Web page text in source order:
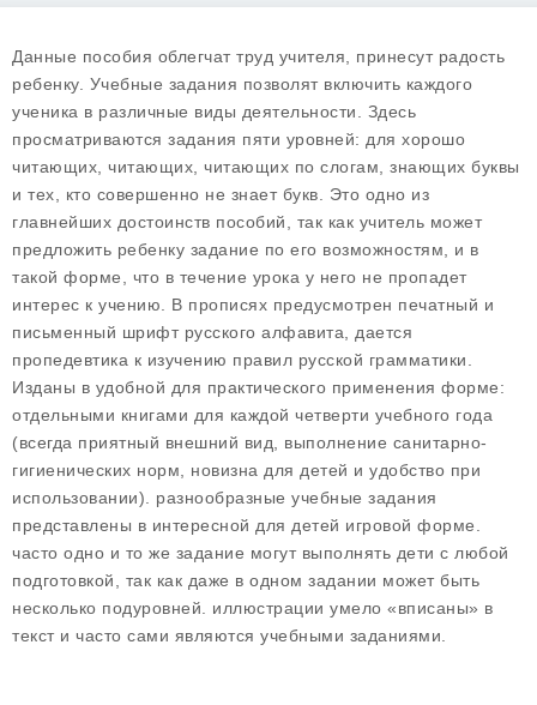
Данные пособия облегчат труд учителя, принесут радость
ребенку. Учебные задания позволят включить каждого
ученика в различные виды деятельности. Здесь
просматриваются задания пяти уровней: для хорошо
читающих, читающих, читающих по слогам, знающих буквы
и тех, кто совершенно не знает букв. Это одно из
главнейших достоинств пособий, так как учитель может
предложить ребенку задание по его возможностям, и в
такой форме, что в течение урока у него не пропадет
интерес к учению. В прописях предусмотрен печатный и
письменный шрифт русского алфавита, дается
пропедевтика к изучению правил русской грамматики.
Изданы в удобной для практического применения форме:
отдельными книгами для каждой четверти учебного года
(всегда приятный внешний вид, выполнение санитарно-
гигиенических норм, новизна для детей и удобство при
использовании). разнообразные учебные задания
представлены в интересной для детей игровой форме.
часто одно и то же задание могут выполнять дети с любой
подготовкой, так как даже в одном задании может быть
несколько подуровней. иллюстрации умело «вписаны» в
текст и часто сами являются учебными заданиями.